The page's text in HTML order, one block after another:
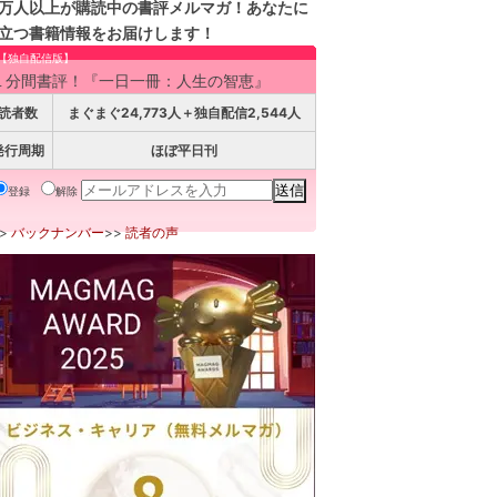
人以上が購読中の書評メルマガ！あなたに
つ書籍情報をお届けします！
独自配信版】
分間書評！『一日一冊：人生の智恵』
者数 まぐまぐ24,773人＋独自配信2,544人
行周期 ほぼ平日刊
登録 解除
バックナンバー>>読者の声